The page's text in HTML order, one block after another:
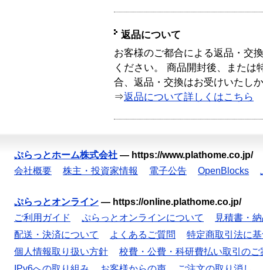
返品について
お客様のご都合による返品・交
ください。 商品開封後、または
合、返品・交換はお受けいたし
⇒返品について詳しくはこちら
ぷらっとホーム株式会社 — https://www.plathome.co.jp/
会社概要
株主・投資家情報 電子公告 OpenBlocks
ぷらっとオンライン — https://online.plathome.co.jp/
ご利用ガイド
ぷらっとオンラインについて
見積書・
配送・決済について
よくあるご質問
特定商取引法に
個人情報取り扱い方針
校費・公費・科研費払い取引のご